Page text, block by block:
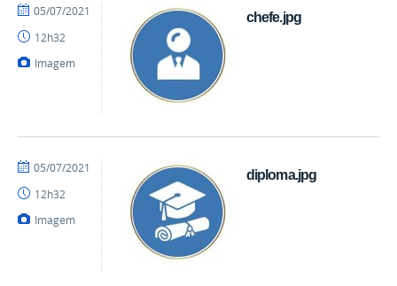
chefe.jpg
por
publicado
05/07/2021
12h32
Imagem
diploma.jpg
por
publicado
05/07/2021
12h32
Imagem